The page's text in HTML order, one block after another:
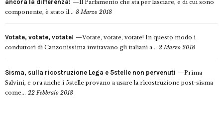
ancora la differenza!
Il Parlamento che sta per lasciare, e di cui sono
componente, è stato il... 8 Marzo 2018
Votate, votate, votate!
Votate, votate, votate! In questo modo i
conduttori di Canzonissima invitavano gli italiani a... 2 Marzo 2018
Sisma, sulla ricostruzione Lega e 5stelle non pervenuti
Prima
Salvini, e ora anche i 5stelle provano a usare la ricostruzione post-sisma
come... 22 Febbraio 2018